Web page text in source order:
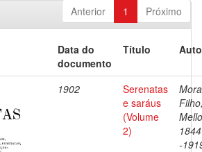
Anterior 1 Próximo
Data do
documento
Título
1902
Serenatas
e saráus
(Volume
2)
-